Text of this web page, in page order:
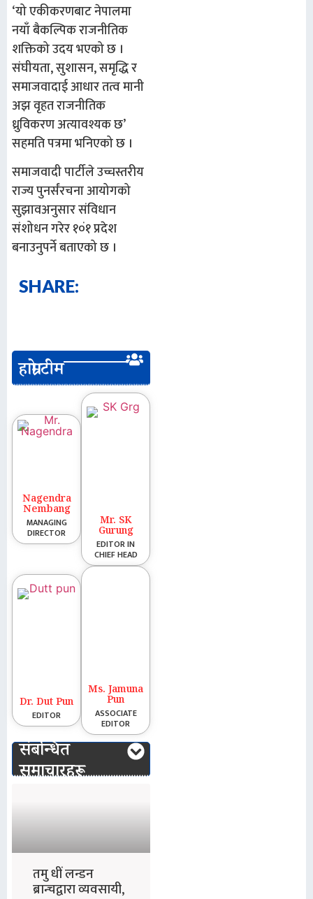
‘यो एकीकरणबाट नेपालमा
नयाँ बैकल्पिक राजनीतिक
शक्तिको उदय भएको छ ।
संघीयता, सुशासन, समृद्धि र
समाजवादाई आधार तत्व मानी
अझ वृहत राजनीतिक
ध्रुविकरण अत्यावश्यक छ’
सहमति पत्रमा भनिएको छ ।
समाजवादी पार्टीले उच्चस्तरीय
राज्य पुनर्संरचना आयोगको
सुझावअनुसार संविधान
संशोधन गरेर १०ं१ प्रदेश
बनाउनुपर्ने बताएको छ ।
SHARE:
हाम्रो टीम
Nagendra
Nembang
MANAGING
DIRECTOR
Mr. SK
Gurung
EDITOR IN
CHIEF HEAD
Dr. Dut Pun
EDITOR
Ms. Jamuna
Pun
ASSOCIATE
EDITOR
संबन्धित
समाचारहरू
तमु धीं लन्डन
ब्रान्चद्वारा व्यवसायी,